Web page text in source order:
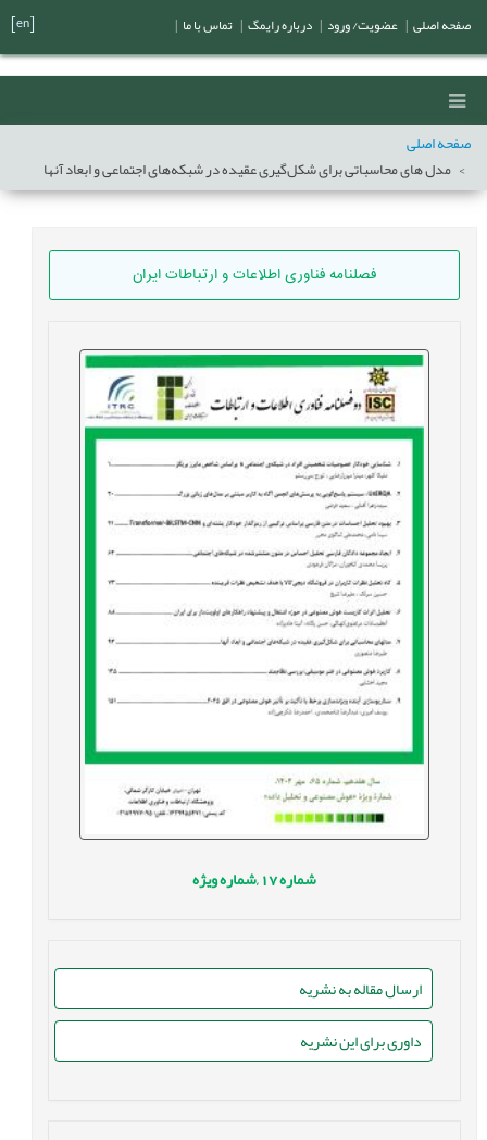
صفحه اصلی
مدل های محاسباتی برای شکل‌گیری عقیده در شبکه‌های اجتماعی و ابعاد آنها
فصلنامه فناوری اطلاعات و ارتباطات ایران
شماره17 , شماره ویژه
ارسال مقاله به نشریه
داوری برای این نشریه
صفحه اصلی عضویت/ ورود درباره رایمگ تماس با ما